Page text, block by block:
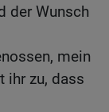
der Wunsch
mein
ihr zu, dass